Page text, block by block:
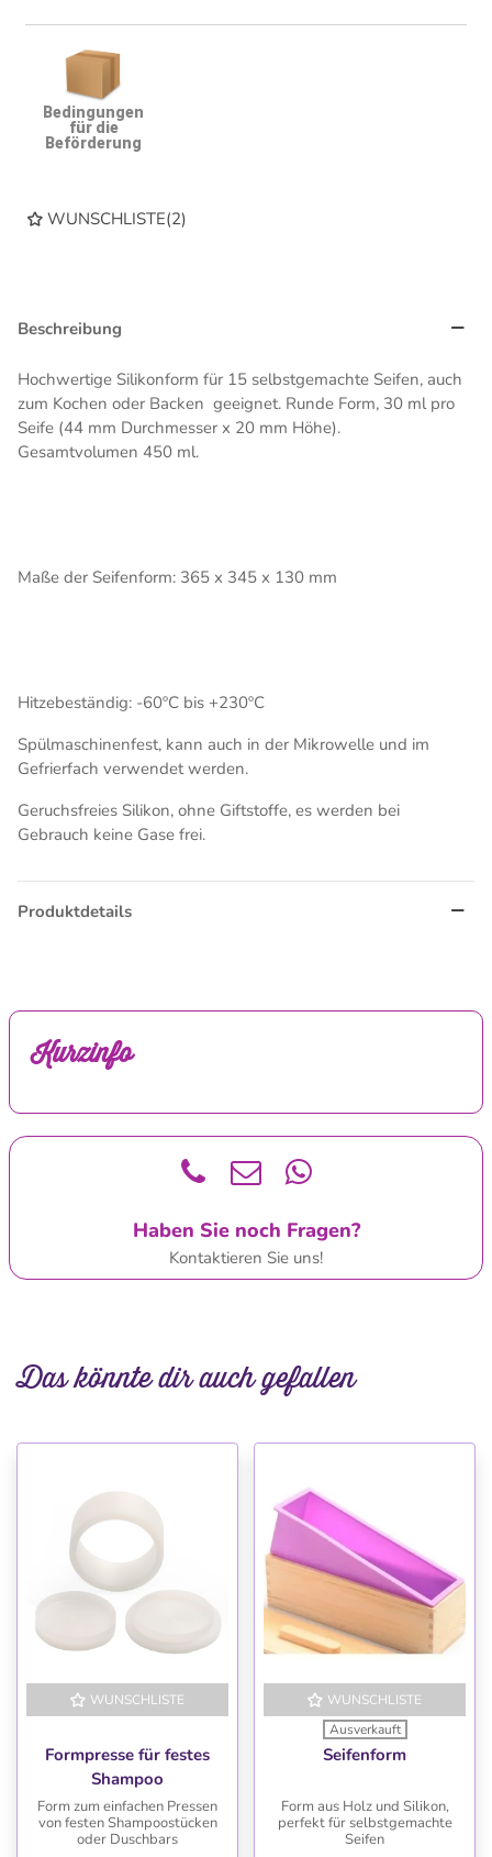
Bedingungen
für die
Beförderung
WUNSCHLISTE(2)
Beschreibung
Hochwertige Silikonform für 15 selbstgemachte Seifen, auch
zum Kochen oder Backen geeignet. Runde Form, 30 ml pro
Seife (44 mm Durchmesser x 20 mm Höhe).
Gesamtvolumen 450 ml.
Maße der Seifenform: 365 x 345 x 130 mm
Hitzebeständig: -60ºC bis +230ºC
Spülmaschinenfest, kann auch in der Mikrowelle und im
Gefrierfach verwendet werden.
Geruchsfreies Silikon, ohne Giftstoffe, es werden bei
Gebrauch keine Gase frei.
Produktdetails
Kurzinfo
Haben Sie noch Fragen?
Kontaktieren Sie uns!
Das könnte dir auch gefallen
WUNSCHLISTE
Formpresse für festes
Shampoo
Form zum einfachen Pressen
von festen Shampoostücken
oder Duschbars
WUNSCHLISTE
Ausverkauft
Seifenform
Form aus Holz und Silikon,
perfekt für selbstgemachte
Seifen